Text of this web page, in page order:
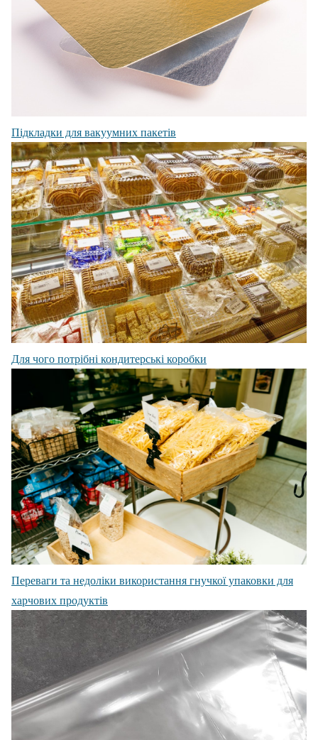
Підкладки для вакуумних пакетів
Для чого потрібні кондитерські коробки
Переваги та недоліки використання гнучкої упаковки для
харчових продуктів